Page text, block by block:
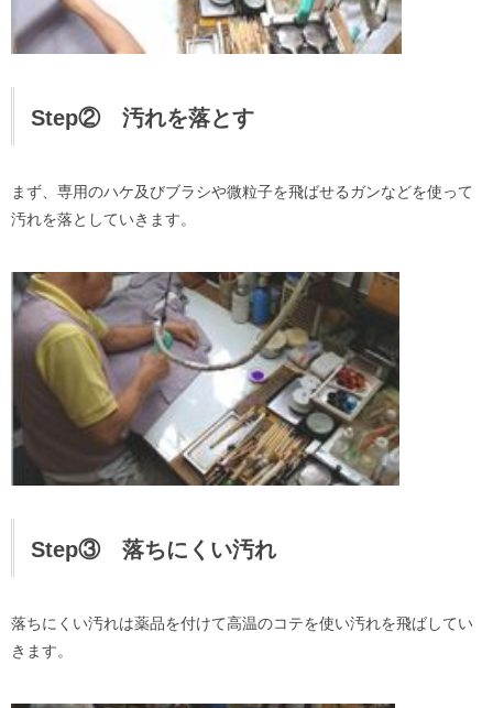
Step② 汚れを落とす
まず、専用のハケ及びブラシや微粒子を飛ばせるガンなどを使って
汚れを落としていきます。
Step③ 落ちにくい汚れ
落ちにくい汚れは薬品を付けて高温のコテを使い汚れを飛ばしてい
きます。